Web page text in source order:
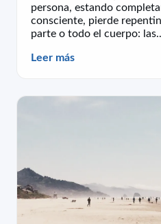
persona, estando
consciente, pierde
parte o todo el cuerpo: las...
Leer más